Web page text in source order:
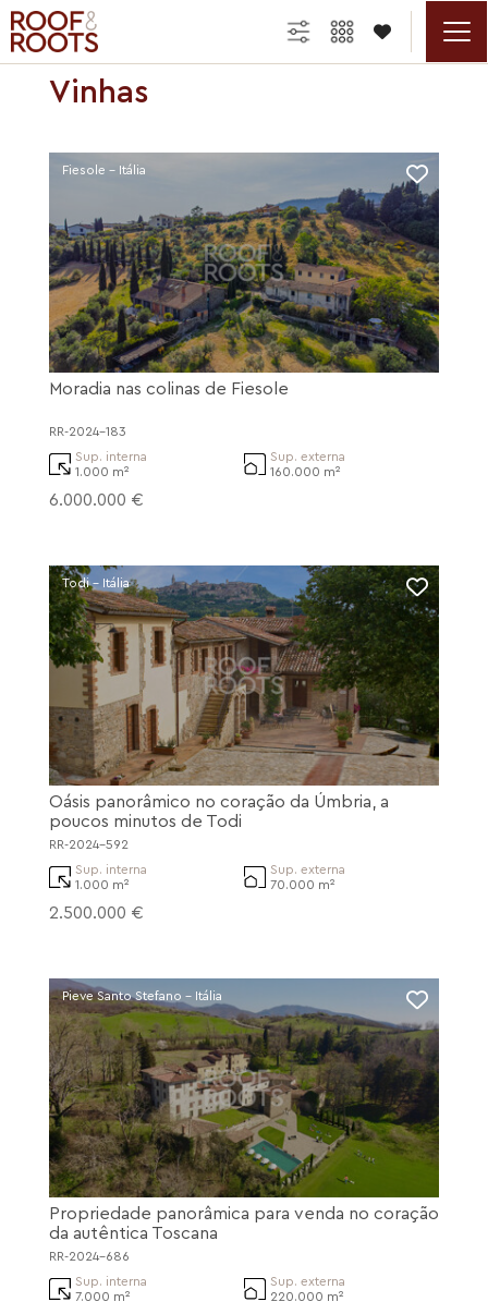

Vinhas
Fiesole - Itália
Moradia nas colinas de Fiesole
RR-2024-183
Sup. interna
1.000 m²
Sup. externa
160.000 m²
6.000.000 €
Todi - Itália
Oásis panorâmico no coração da Úmbria, a
poucos minutos de Todi
RR-2024-592
Sup. interna
1.000 m²
Sup. externa
70.000 m²
2.500.000 €
Pieve Santo Stefano - Itália
Propriedade panorâmica para venda no coração
da autêntica Toscana
RR-2024-686
Sup. interna
7.000 m²
Sup. externa
220.000 m²